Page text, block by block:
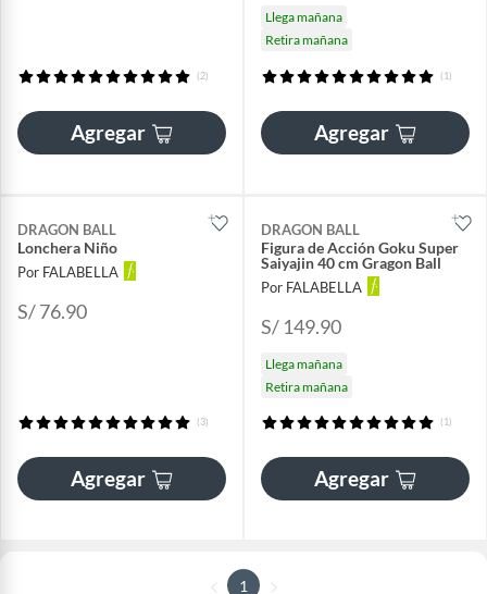
(2)
Agregar
Llega mañana
Retira mañana
(1)
Agregar
DRAGON BALL
Lonchera Niño
Por FALABELLA
S/ 76.90
(3)
Agregar
DRAGON BALL
Figura de Acción Goku Super
Saiyajin 40 cm Gragon Ball
Por FALABELLA
S/ 149.90
Llega mañana
Retira mañana
(1)
Agregar
1